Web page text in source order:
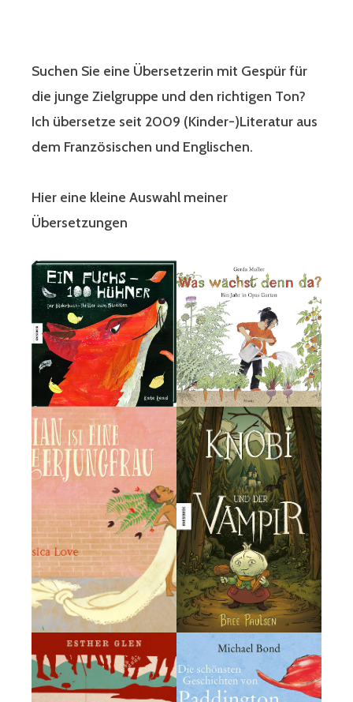
Suchen Sie eine Übersetzerin mit Gespür für
die junge Zielgruppe und den richtigen Ton?
Ich übersetze seit 2009 (Kinder-)Literatur aus
dem Französischen und Englischen.
Hier eine kleine Auswahl meiner
Übersetzungen